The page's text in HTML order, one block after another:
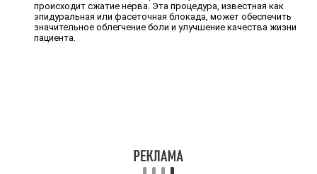
происходит сжатие нерва. Эта процедура, известная как
эпидуральная или фасеточная блокада, может обеспечить
значительное облегчение боли и улучшение качества жизни
пациента.